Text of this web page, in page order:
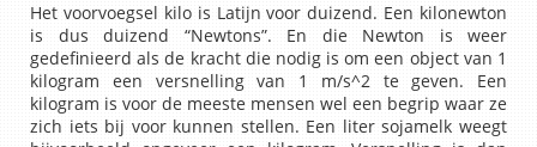
Het voorvoegsel kilo is Latijn voor duizend. Een kilonewton
is dus duizend “Newtons”. En die Newton is weer
gedefinieerd als de kracht die nodig is om een object van 1
kilogram een versnelling van 1 m/s^2 te geven. Een
kilogram is voor de meeste mensen wel een begrip waar ze
zich iets bij voor kunnen stellen. Een liter sojamelk weegt